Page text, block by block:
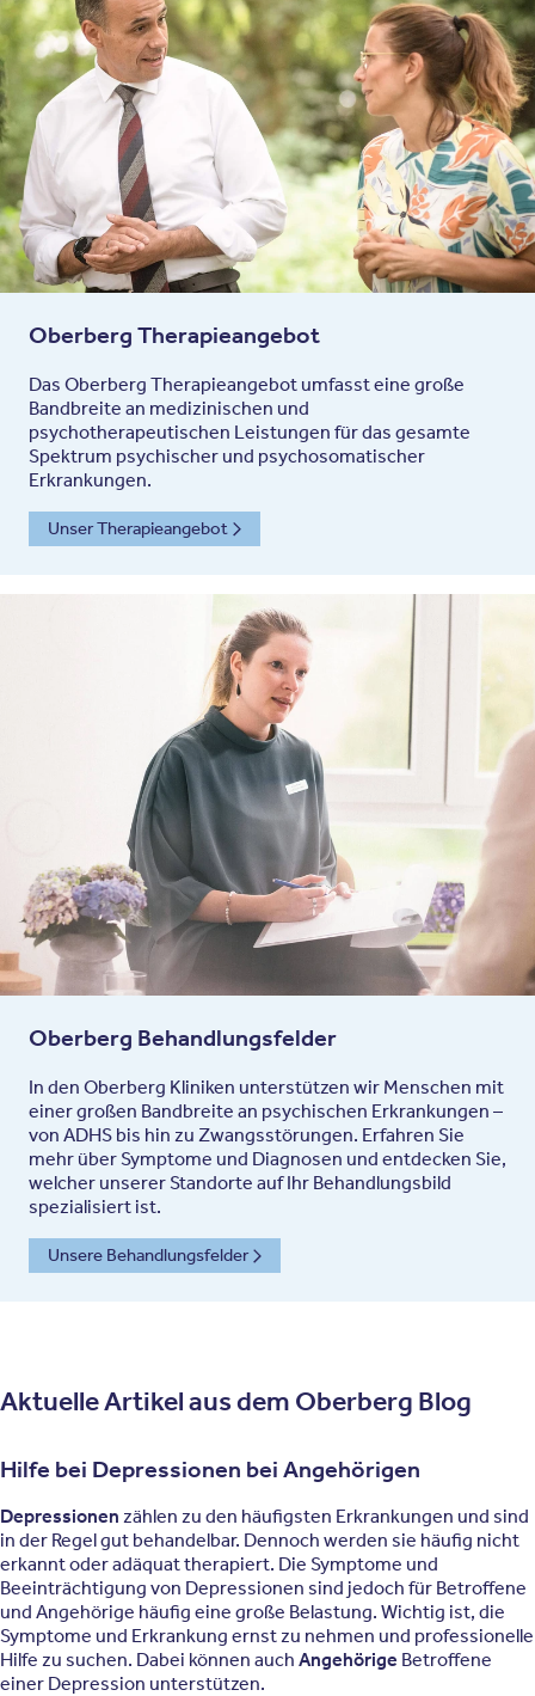
Oberberg Therapieangebot
Das Oberberg Therapieangebot umfasst eine große
Bandbreite an medizinischen und
psychotherapeutischen Leistungen für das gesamte
Spektrum psychischer und psychosomatischer
Erkrankungen.
Unser Therapieangebot
Oberberg Behandlungsfelder
In den Oberberg Kliniken unterstützen wir Menschen mit
einer großen Bandbreite an psychischen Erkrankungen –
von ADHS bis hin zu Zwangsstörungen. Erfahren Sie
mehr über Symptome und Diagnosen und entdecken Sie,
welcher unserer Standorte auf Ihr Behandlungsbild
spezialisiert ist.
Unsere Behandlungsfelder
Aktuelle Artikel aus dem Oberberg Blog
Hilfe bei Depressionen bei Angehörigen
Depressionen zählen zu den häufigsten Erkrankungen und sind
in der Regel gut behandelbar. Dennoch werden sie häufig nicht
erkannt oder adäquat therapiert. Die Symptome und
Beeinträchtigung von Depressionen sind jedoch für Betroffene
und Angehörige häufig eine große Belastung. Wichtig ist, die
Symptome und Erkrankung ernst zu nehmen und professionelle
Hilfe zu suchen. Dabei können auch Angehörige Betroffene
einer Depression unterstützen.